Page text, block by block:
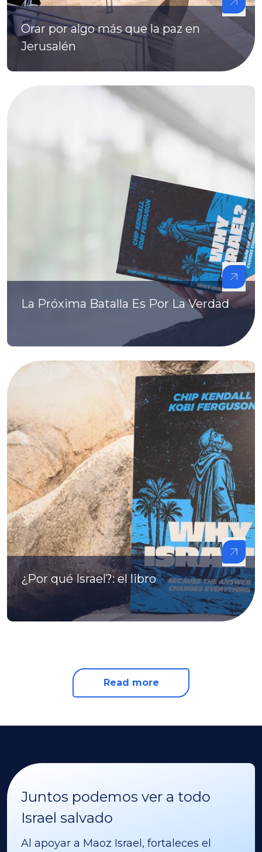
Orar por algo más que la paz en
Jerusalén
La Próxima Batalla Es Por La Verdad
¿Por qué Israel?: el libro
Read more
Juntos podemos ver a todo
Israel salvado
Al apoyar a Maoz Israel, fortaleces el